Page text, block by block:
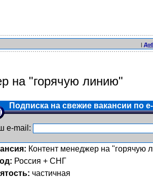
|
на "горячую линию"
Подписка на свежие вакансии по e-
e-mail:
Контент менеджер на "горячую
Россия + СНГ
частичная